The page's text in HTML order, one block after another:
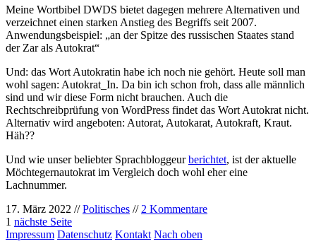
Meine Wortbibel DWDS bietet dagegen mehrere Alternativen und
verzeichnet einen starken Anstieg des Begriffs seit 2007.
Anwendungsbeispiel: „an der Spitze des russischen Staates stand
der Zar als Autokrat“
Und: das Wort Autokratin habe ich noch nie gehört. Heute soll man
wohl sagen: Autokrat_In. Da bin ich schon froh, dass alle männlich
sind und wir diese Form nicht brauchen. Auch die
Rechtschreibprüfung von WordPress findet das Wort Autokrat nicht.
Alternativ wird angeboten: Autorat, Autokarat, Autokraft, Kraut.
Häh??
Und wie unser beliebter Sprachbloggeurberichtet, ist der aktuelle
Möchtegernautokrat im Vergleich doch wohl eher eine
Lachnummer.
17. März 2022 //Politisches // 2 Kommentare
1 nächste Seite
Impressum Datenschutz Kontakt Nach oben